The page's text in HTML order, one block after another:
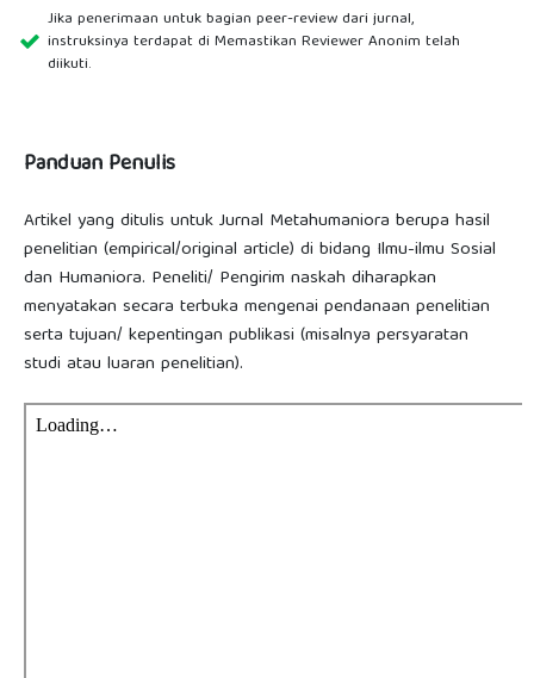
Jika penerimaan untuk bagian peer-review dari jurnal,
instruksinya terdapat di Memastikan Reviewer Anonim telah
diikuti.
Panduan Penulis
Artikel yang ditulis untuk Jurnal Metahumaniora berupa hasil
penelitian (empirical/original article) di bidang Ilmu-ilmu Sosial
dan Humaniora. Peneliti/ Pengirim naskah diharapkan
menyatakan secara terbuka mengenai pendanaan penelitian
serta tujuan/ kepentingan publikasi (misalnya persyaratan
studi atau luaran penelitian).